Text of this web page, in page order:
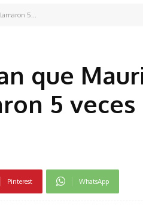
5...
que
5
Pinterest WhatsApp